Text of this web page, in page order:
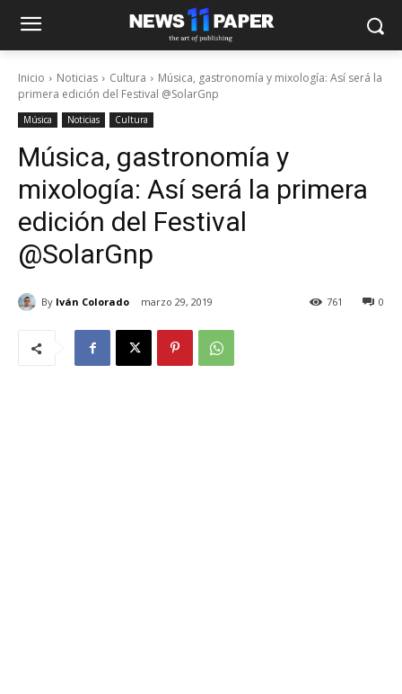
Inicio Noticias Cultura
Música, gastronomía y mixología: Así será la
primera edición del Festival @SolarGnp
Música Noticias Cultura
Música, gastronomía y
mixología: Así será la primera
edición del Festival
@SolarGnp
By Iván Colorado marzo 29, 2019 0
761